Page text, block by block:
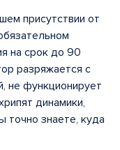
присутствии от
на срок до 90
разряжается с
не функционирует
динамики,
точно знаете, куда